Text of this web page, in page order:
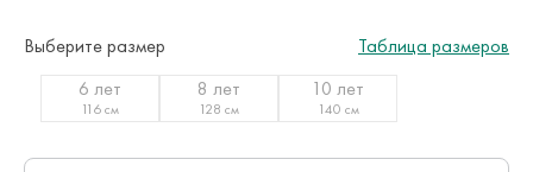
Выберите размер
Таблица размеров
6 лет
116 см
8 лет
128 см
10 лет
140 см